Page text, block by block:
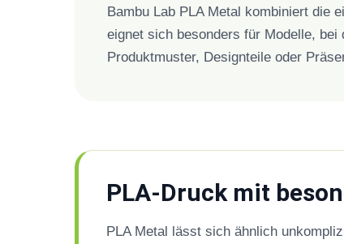
Bambu Lab PLA Metal kombiniert die
eignet sich besonders für Modelle,
Produktmuster, Designteile oder
PLA-Druck mit
PLA Metal lässt sich ähnlich